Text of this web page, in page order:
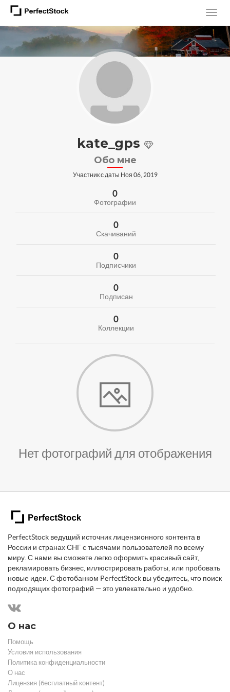
kate_gps
Обо мне
Участник с даты Ноя 06, 2019
0
Фотографии
0
Скачиваний
0
Подписчики
0
Подписан
0
Коллекции
Нет фотографий для отображения
PerfectStock ведущий источник лицензионного контента в
России и странах СНГ с тысячами пользователей по всему
миру. С нами вы сможете легко оформить красивый сайт,
рекламировать бизнес, иллюстрировать работы, или пробовать
новые идеи. С фотобанком PerfectStock вы убедитесь, что поиск
подходящих фотографий — это увлекательно и удобно.
О нас
Помощь
Условия использования
Политика конфиденциальности
О нас
Лицензия (бесплатный контент)